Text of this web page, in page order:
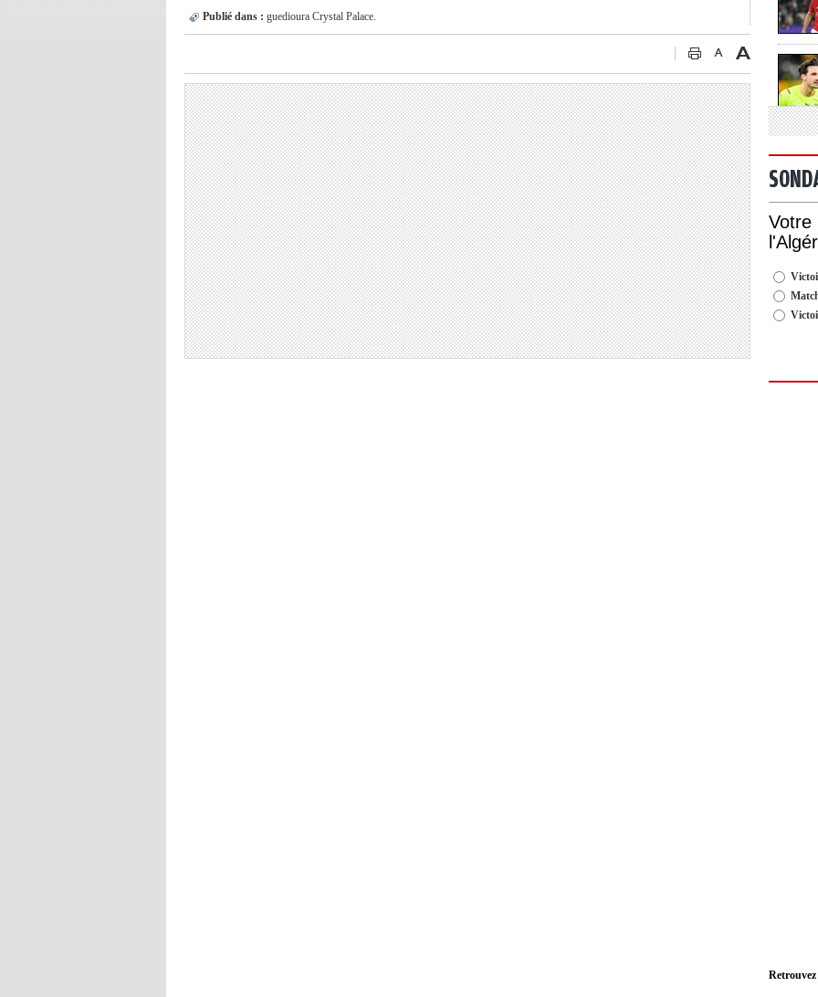
Publié dans : guedioura Crystal Palace.
Votre